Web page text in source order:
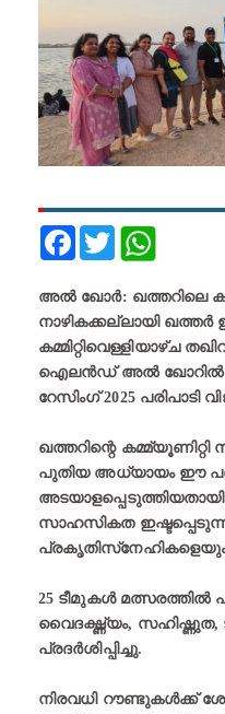
FacebookTwitter
അൽ ഖോർ: ഖത്തറിലെ
നാഴികക്കല്ലായി ഖത്തർ
കമ്മിറ്റിവെള്ളിയാഴ്ച
ഐലൻഡ് അൽ ഖോറിൽ
റേസിംഗ് 2025 പരിപാടി
ഖത്തറിന്റെ
പുതിയ അധ്യായം ഈ
സാഹസികത
പ്രകൃതിസ്‌നേഹികളെയും
25 ടീമുകൾ
വൈദഗ്ദ്ധ്യം, സഹിഷ്ണുത,
പ്രദർശിപ്പിച്ചു.
നിരവധി റൗണ്ടുകൾക്ക്